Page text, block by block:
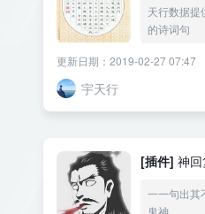
天行数据提
的诗词句
更新日期：2019-02-27 07:47
宇天行
[插件] 神回
一一句出其
鬼神